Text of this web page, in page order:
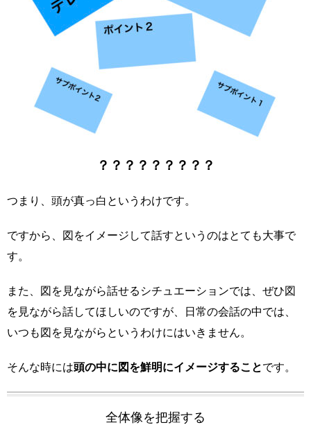
？？？？？？？？？
つまり、頭が真っ白というわけです。
ですから、図をイメージして話すというのはとても大事で
す。
また、図を見ながら話せるシチュエーションでは、ぜひ図
を見ながら話してほしいのですが、日常の会話の中では、
いつも図を見ながらというわけにはいきません。
そんな時には頭の中に図を鮮明にイメージすることです。
全体像を把握する